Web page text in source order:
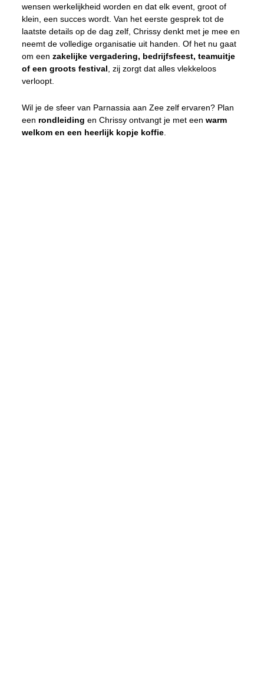
wensen werkelijkheid worden en dat elk event, groot of
klein, een succes wordt. Van het eerste gesprek tot de
laatste details op de dag zelf, Chrissy denkt met je mee en
neemt de volledige organisatie uit handen. Of het nu gaat
om eenzakelijke vergadering, bedrijfsfeest, teamuitje
of een groots festival , zij zorgt dat alles vlekkeloos
verloopt.
Wil je de sfeer van Parnassia aan Zee zelf ervaren? Plan
een rondleidingen Chrissy ontvangt je met eenwarm
welkom en een heerlijk kopje koffie